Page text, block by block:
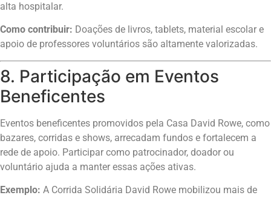
alta hospitalar.
Como contribuir: Doações de livros, tablets, material escolar e
apoio de professores voluntários são altamente valorizadas.
8. Participação em Eventos
Beneficentes
Eventos beneficentes promovidos pela Casa David Rowe, como
bazares, corridas e shows, arrecadam fundos e fortalecem a
rede de apoio. Participar como patrocinador, doador ou
voluntário ajuda a manter essas ações ativas.
Exemplo: A Corrida Solidária David Rowe mobilizou mais de